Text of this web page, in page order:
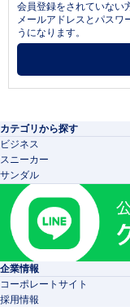
会員登録をされていない
メールアドレスとパスワ
うになります。
カテゴリから探す
ビジネス
スニーカー
サンダル
企業情報
コーポレートサイト
採用情報